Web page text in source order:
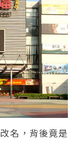
名，背後竟是